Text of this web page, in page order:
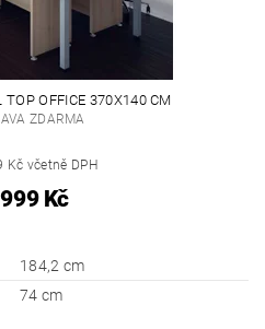
TOP OFFICE 370X140 CM
ZDARMA
Kč včetně DPH
Kč
184,2 cm
74 cm